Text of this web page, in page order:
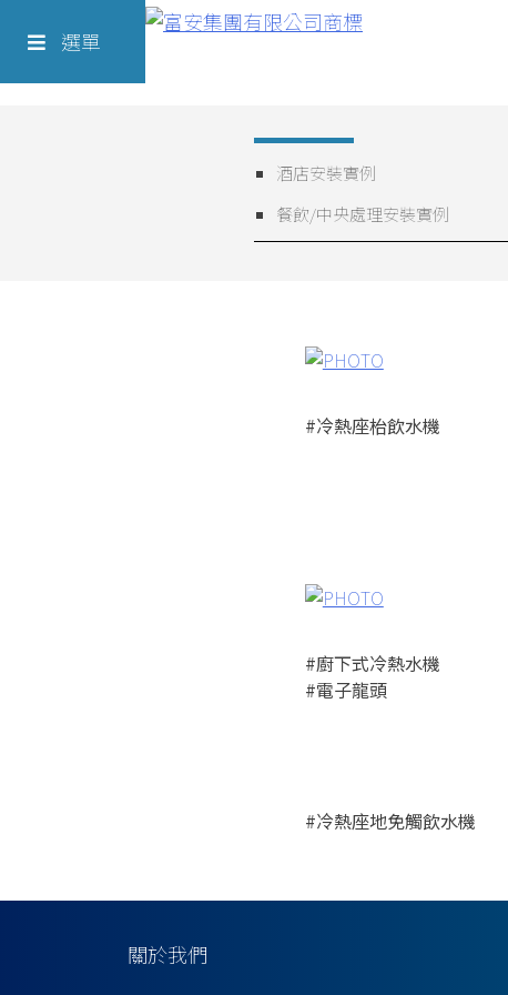
選單
酒店安裝實例
餐飲/中央處理安裝實例
#冷熱座枱飲水機
#廚下式冷熱水機
#電子龍頭
#冷熱座地免觸飲水機
關於我們